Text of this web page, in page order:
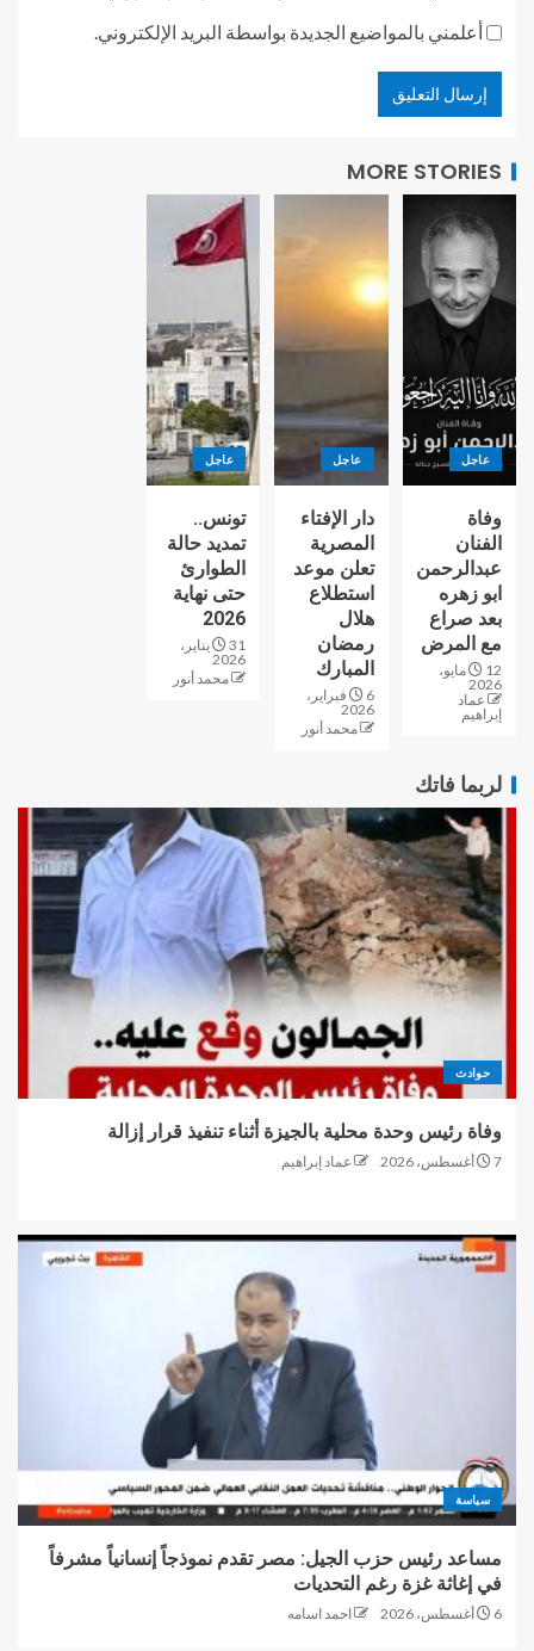
أعلمني بالمواضيع الجديدة بواسطة البريد الإلكتروني.
MORE STORIES
عاجل
وفاة
الفنان
عبدالرحمن
ابو زهره
بعد صراع
مع المرض
12 مايو،
2026
عماد
إبراهيم
عاجل
دار الإفتاء
المصرية
تعلن موعد
استطلاع
هلال
رمضان
المبارك
6 فبراير،
2026
محمد أنور
عاجل
تونس..
تمديد حالة
الطوارئ
حتى نهاية
2026
31 يناير،
2026
محمد أنور
لربما فاتك
حوادث
وفاة رئيس وحدة محلية بالجيزة أثناء تنفيذ قرار إزالة
7 أغسطس، 2026 عماد إبراهيم
سياسة
مساعد رئيس حزب الجيل: مصر تقدم نموذجاً إنسانياً مشرفاً
في إغاثة غزة رغم التحديات
6 أغسطس، 2026 احمد اسامه